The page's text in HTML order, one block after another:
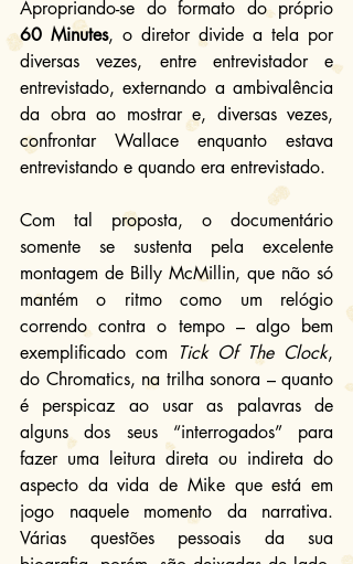
60 Minutes, o diretor divide a tela por
diversas vezes, entre entrevistador e
entrevistado, externando a ambivalência
da obra ao mostrar e, diversas vezes,
confrontar Wallace enquanto estava
entrevistando e quando era entrevistado.
Com tal proposta, o documentário
somente se sustenta pela excelente
montagem de Billy McMillin, que não só
mantém o ritmo como um relógio
correndo contra o tempo – algo bem
exemplificado com
Tick Of The Clock,
do Chromatics, na trilha sonora – quanto
é perspicaz ao usar as palavras de
alguns dos seus “interrogados” para
fazer uma leitura direta ou indireta do
aspecto da vida de Mike que está em
jogo naquele momento da narrativa.
Várias questões pessoais da sua